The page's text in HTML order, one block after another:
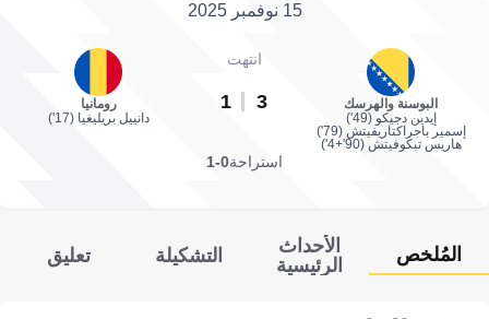
15 نوفمبر 2025
البوسنة والهرسك
إيدين دجيكو (49')
إسمير باجراكتاريفيتش (79')
هاريس تبكوفيتش (90'+4')
انتهت
3
1
رومانيا
دانييل بريليغيا (17')
استراحة0-1
المُلخص
الأحداث
الرئيسية
التشكيلة تعليق